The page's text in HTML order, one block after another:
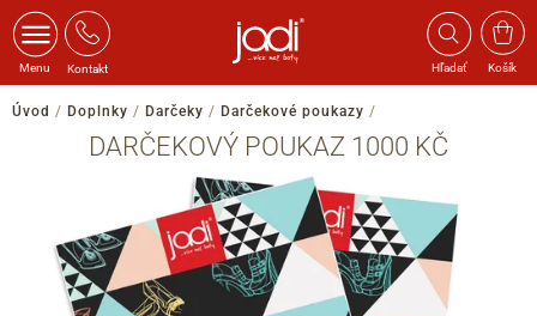
Menu Kontakt Hľadať Košík
Úvod / Doplnky / Darčeky / Darčekové poukazy /
DARČEKOVÝ POUKAZ 1000 KČ